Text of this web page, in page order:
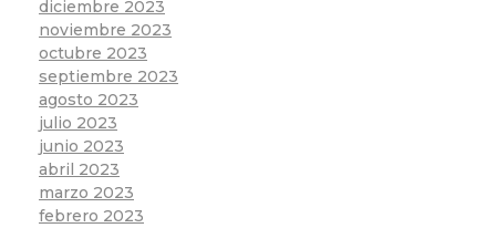
diciembre 2023
noviembre 2023
octubre 2023
septiembre 2023
agosto 2023
julio 2023
junio 2023
abril 2023
marzo 2023
febrero 2023